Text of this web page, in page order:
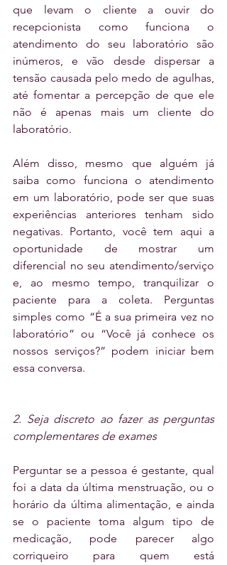
que levam o cliente a ouvir do
recepcionista como funciona o
atendimento do seu laboratório são
inúmeros, e vão desde dispersar a
tensão causada pelo medo de agulhas,
até fomentar a percepção de que ele
não é apenas mais um cliente do
laboratório.
Além disso, mesmo que alguém já
saiba como funciona o atendimento
em um laboratório, pode ser que suas
experiências anteriores tenham sido
negativas. Portanto, você tem aqui a
oportunidade de mostrar um
diferencial no seu atendimento/serviço
e, ao mesmo tempo, tranquilizar o
paciente para a coleta. Perguntas
simples como “É a sua primeira vez no
laboratório” ou “Você já conhece os
nossos serviços?” podem iniciar bem
essa conversa.
2. Seja discreto ao fazer as perguntas
complementares de exames
Perguntar se a pessoa é gestante, qual
foi a data da última menstruação, ou o
horário da última alimentação, e ainda
se o paciente toma algum tipo de
medicação, pode parecer algo
corriqueiro para quem está